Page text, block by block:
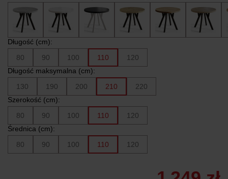
Długość (cm):
80
90 100 110
120
Długość maksymalna (cm):
130
190 200 210
220
Szerokość (cm):
80
90 100 110
120
Średnica (cm):
80
90 100 110 120